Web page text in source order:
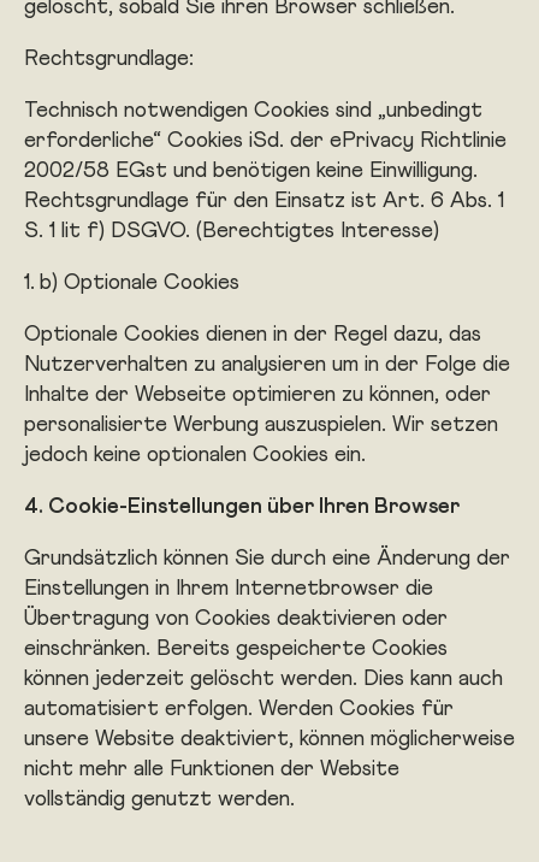
gelöscht, sobald Sie ihren Browser schließen.
Rechtsgrundlage:
Technisch notwendigen Cookies sind „unbedingt
erforderliche“ Cookies iSd. der ePrivacy Richtlinie
2002/58 EGst und benötigen keine Einwilligung.
Rechtsgrundlage für den Einsatz ist Art. 6 Abs. 1
S. 1 lit f) DSGVO. (Berechtigtes Interesse)
b) Optionale Cookies
Optionale Cookies dienen in der Regel dazu, das
Nutzerverhalten zu analysieren um in der Folge die
Inhalte der Webseite optimieren zu können, oder
personalisierte Werbung auszuspielen. Wir setzen
jedoch keine optionalen Cookies ein.
4. Cookie-Einstellungen über Ihren Browser
Grundsätzlich können Sie durch eine Änderung der
Einstellungen in Ihrem Internetbrowser die
Übertragung von Cookies deaktivieren oder
einschränken. Bereits gespeicherte Cookies
können jederzeit gelöscht werden. Dies kann auch
automatisiert erfolgen. Werden Cookies für
unsere Website deaktiviert, können möglicherweise
nicht mehr alle Funktionen der Website
vollständig genutzt werden.